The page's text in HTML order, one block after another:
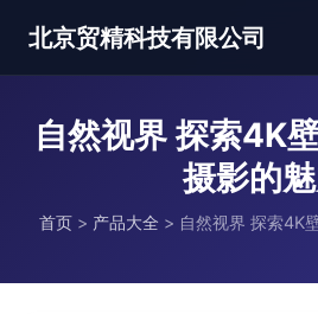
北京贸精科技有限公司
自然视界 探索4K
摄影的
首页 > 产品大全 > 自然视界 探索4K